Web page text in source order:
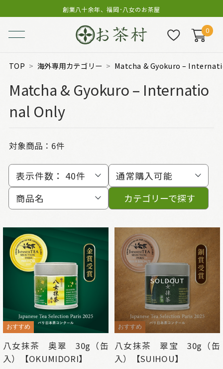
創業八十余年、福岡･八女のお茶屋
0
TOP 海外専用カテゴリー Matcha & Gyokuro –
Matcha & Gyokuro – Internatio
nal Only
対象商品： 6件
表示件数： 40件
通常購入可能
商品名
カテゴリーで探す
おすすめ
八女抹茶 奥翠 30g（缶
入）【OKUMIDORI】
SOLDOUT
おすすめ
八女抹茶 翠宝 30g（缶
入）【SUIHOU】